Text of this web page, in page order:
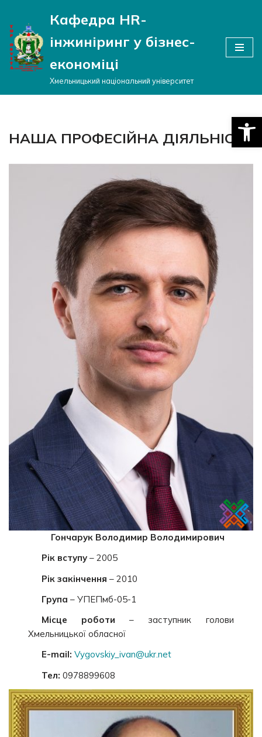
Перейти
до
вмісту
Кафедра HR-
інжиніринг у бізнес-
економіці
Хмельницький національний університет
НАША ПРОФЕСІЙНА ДІЯЛЬНІСТЬ
Гончарук Володимир Володимирович
Рік вступу– 2005
Рік закінчення – 2010
Група – УПЕПмб-05-1
Місце роботи– заступник голови
Хмельницької обласної
E-mail: Vygovskiy_ivan@ukr.net
Тел: 0978899608